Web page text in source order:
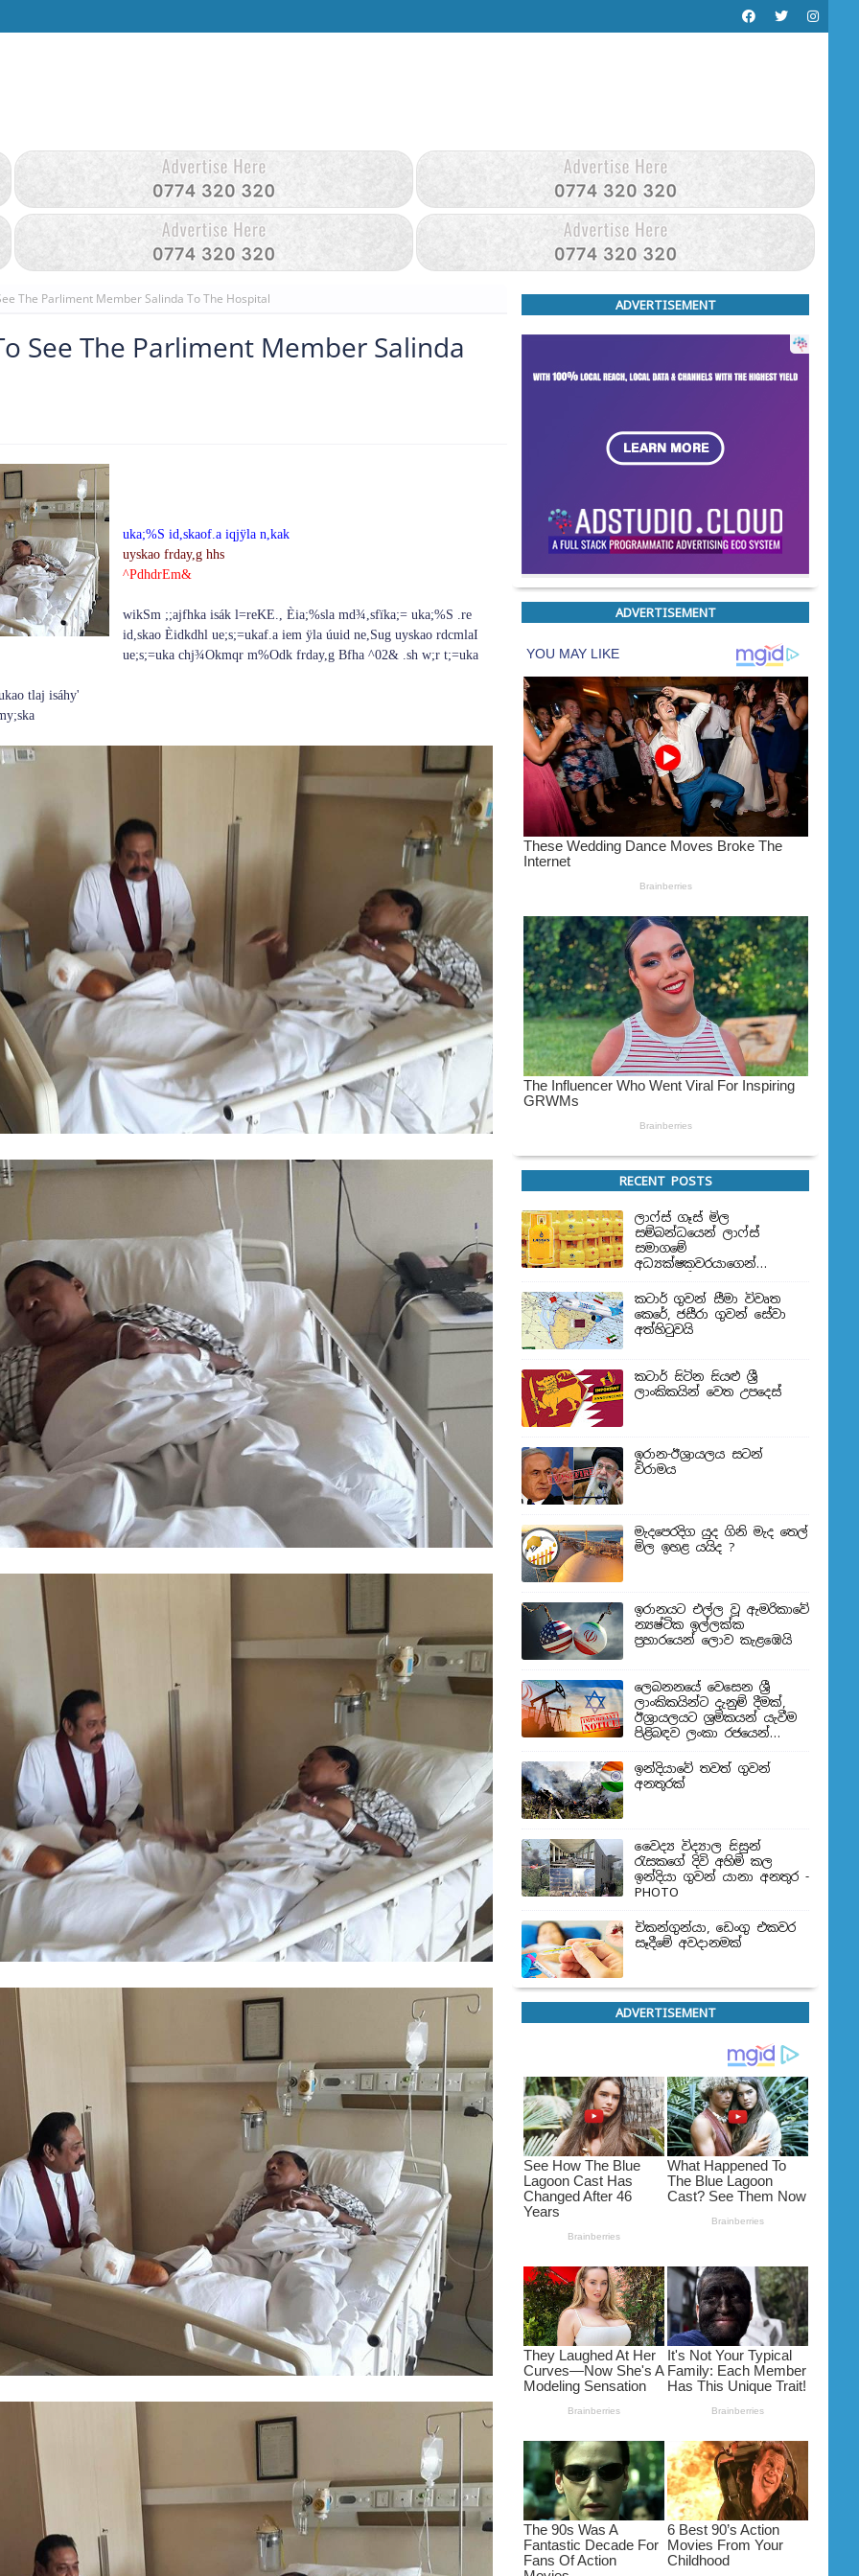
The Parliment Member Salinda To The Hospital
See The Parliment Member Salinda
uka;%S id,skaof.a iqjÿla n,kak
uyskao frday,g hhs
^PdhdrEm&
wikSm ;;ajfhka isák l=reKE., Èia;%sla md¾,sfïka;= uka;%S .re
id,skao Èidkdhl ue;s;=ukaf.a iem ÿla úuid ne,Sug uyskao rdcmlaI
ue;s;=uka chj¾Okmqr m%Odk frday,g Bfha ^02& .sh w;r t;=uka
tlaj isáhy'
ADVERTISEMENT
ADVERTISEMENT
RECENT POSTS
ලාෆ්ස් ගෑස් මිල
සම්බන්ධයෙන් ලාෆ්ස්
සමාගමේ
අධ්‍යක්ෂකවරයාගෙන්
කටාර් ගුවන් සීමා විවෘත
කෙරේ, ජසීරා ගුවන් සේවා
අත්හි‍ටුවයි
කටාර් සිටින සියළු ශ්‍රී
ලාංකිකයින් වෙත උපදෙස්
ඉරාන-ඊශ්‍රායලය සටන්
විරාමය
මැදපෙරදිග යුද ගිනි මැද තෙල්
මිල ඉහළ යයිද ?
ඉරානයට එල්ල වූ ඇමරිකාවේ
න්‍යෂ්ටික ඉල්ලක්ක
ප්‍රහාරයෙන් ලොව කැළඹෙයි
ලෙබනනයේ වෙසෙන ශ්‍රී
ලාංකිකයින්ට දැනුම් දීමක්,
ඊශ්‍රායලයට ශ්‍රමිකයන් යැවීම
පිළිබඳව ලංකා රජයෙන්
ඉන්දියාවේ තවත් ගුවන්
අනතුරක්
වෛද්‍ය විද්‍යාල සිසුන්
‍රැසකගේ දිවි අහිමි කල
ඉන්දියා ගුවන් යානා අනතුර -
PHOTO
චිකන්ගුන්යා, ඩෙංගු එකවර
සෑදීමේ අවදානමක්
ADVERTISEMENT